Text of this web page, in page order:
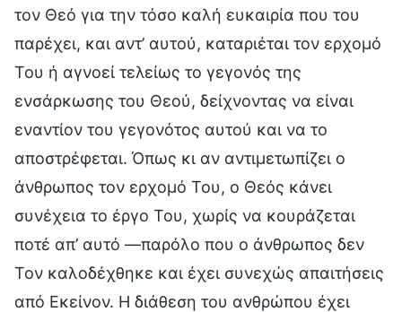
τον Θεό για την τόσο καλή ευκαιρία που του
παρέχει, και αντ’ αυτού, καταριέται τον ερχομό
Του ή αγνοεί τελείως το γεγονός της
ενσάρκωσης του Θεού, δείχνοντας να είναι
εναντίον του γεγονότος αυτού και να το
αποστρέφεται. Όπως κι αν αντιμετωπίζει ο
άνθρωπος τον ερχομό Του, ο Θεός κάνει
συνέχεια το έργο Του, χωρίς να κουράζεται
ποτέ απ’ αυτό —παρόλο που ο άνθρωπος δεν
Τον καλοδέχθηκε και έχει συνεχώς απαιτήσεις
από Εκείνον. Η διάθεση του ανθρώπου έχει